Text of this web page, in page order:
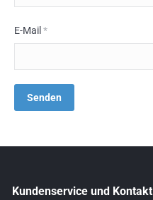
E-Mail *
Kundenservice und Kontakt